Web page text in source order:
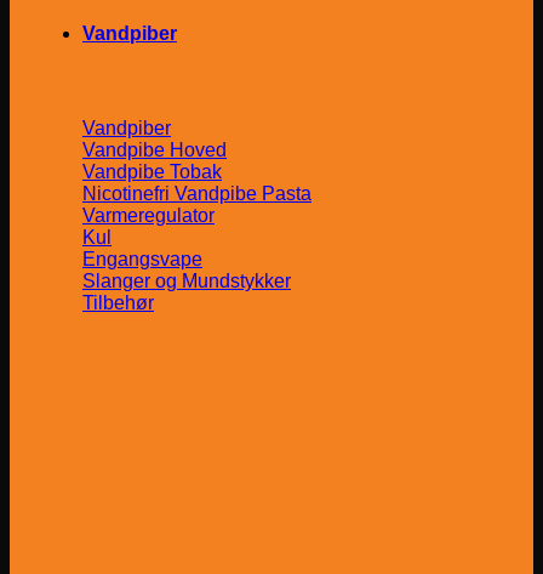
Vandpiber
Vandpiber
Vandpibe Hoved
Vandpibe Tobak
Nicotinefri Vandpibe Pasta
Varmeregulator
Kul
Engangsvape
Slanger og Mundstykker
Tilbehør